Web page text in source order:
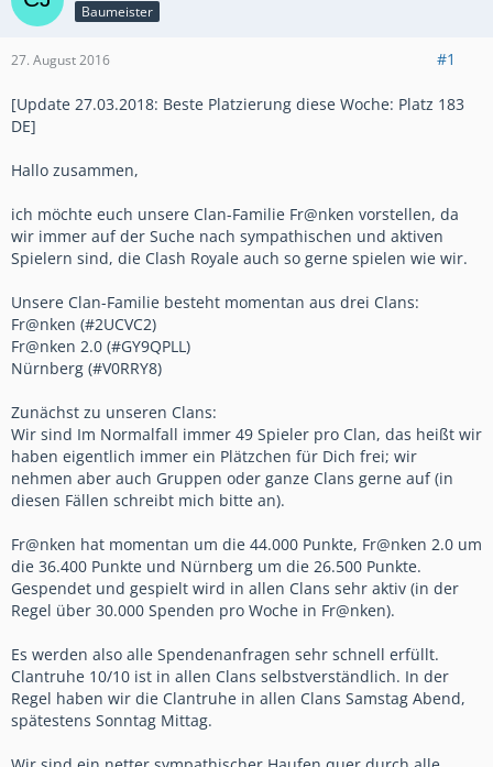
Baumeister
27. August 2016 #1
[Update 27.03.2018: Beste Platzierung diese Woche: Platz 183
DE]
Hallo zusammen,
ich möchte euch unsere Clan-Familie Fr@nken vorstellen, da
wir immer auf der Suche nach sympathischen und aktiven
Spielern sind, die Clash Royale auch so gerne spielen wie wir.
Unsere Clan-Familie besteht momentan aus drei Clans:
Fr@nken (#2UCVC2)
Fr@nken 2.0 (#GY9QPLL)
Nürnberg (#V0RRY8)
Zunächst zu unseren Clans:
Wir sind Im Normalfall immer 49 Spieler pro Clan, das heißt wir
haben eigentlich immer ein Plätzchen für Dich frei; wir
nehmen aber auch Gruppen oder ganze Clans gerne auf (in
diesen Fällen schreibt mich bitte an).
Fr@nken hat momentan um die 44.000 Punkte, Fr@nken 2.0 um
die 36.400 Punkte und Nürnberg um die 26.500 Punkte.
Gespendet und gespielt wird in allen Clans sehr aktiv (in der
Regel über 30.000 Spenden pro Woche in Fr@nken).
Es werden also alle Spendenanfragen sehr schnell erfüllt.
Clantruhe 10/10 ist in allen Clans selbstverständlich. In der
Regel haben wir die Clantruhe in allen Clans Samstag Abend,
spätestens Sonntag Mittag.